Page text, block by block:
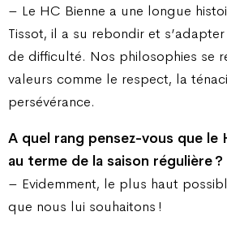
– Le HC Bienne a une longue
Tissot, il a su rebondir et
de difficulté. Nos philosophies se
valeurs comme le respect, la
persévérance.
A quel rang pensez-vous que le
au terme de la saison régulière ?
– Evidemment, le plus haut
que nous lui souhaitons !